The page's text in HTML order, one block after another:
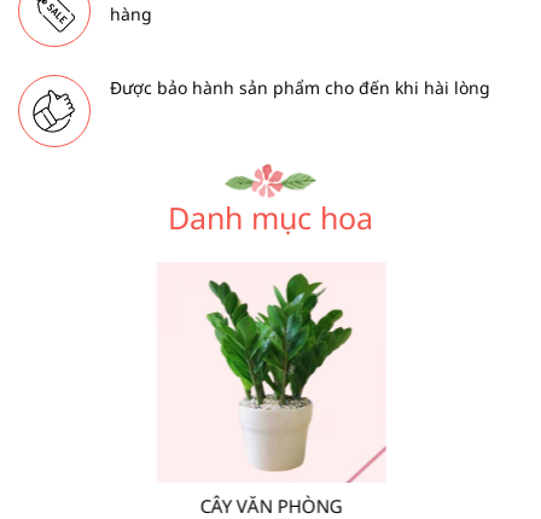
hàng
Được bảo hành sản phẩm cho đến khi hài lòng
Danh mục hoa
CÂY VĂN PHÒNG